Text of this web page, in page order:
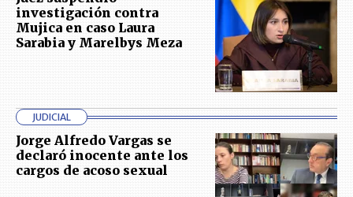
investigación contra
Mujica en caso Laura
Sarabia y Marelbys Meza
JUDICIAL
Jorge Alfredo Vargas se
declaró inocente ante los
cargos de acoso sexual